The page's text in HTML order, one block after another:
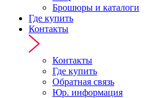
Брошюры и каталоги
Где купить
Контакты
Контакты
Где купить
Обратная связь
Юр. информация